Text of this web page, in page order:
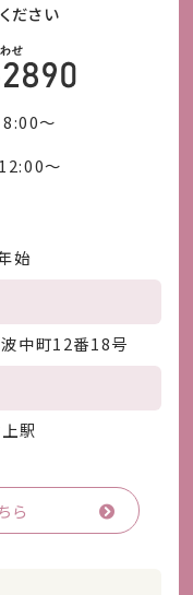
ださい
～
～
始
中町12番18号
駅
ら